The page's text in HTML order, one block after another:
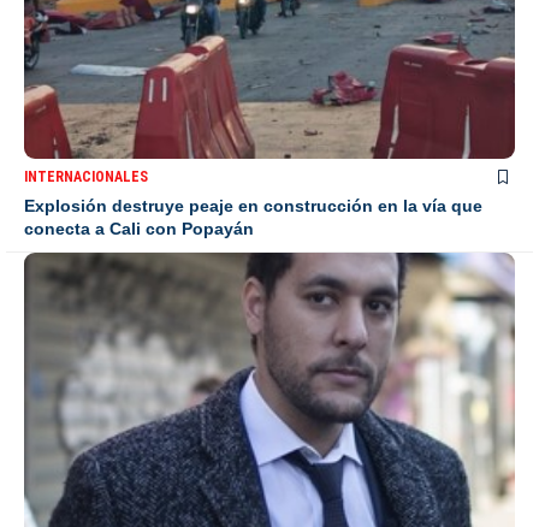
INTERNACIONALES
Explosión destruye peaje en construcción en la vía que
conecta a Cali con Popayán